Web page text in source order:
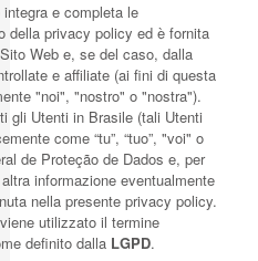
e completa le
della privacy policy ed è fornita
Web e, se del caso, dalla
e affiliate (ai fini di questa
"noi", "nostro" o "nostra").
gli Utenti in Brasile (tali Utenti
come “tu”, “tuo”, "voi" o
de Proteção de Dados e, per
informazione eventualmente
nella presente privacy policy.
utilizzato il termine
definito dalla LGPD.